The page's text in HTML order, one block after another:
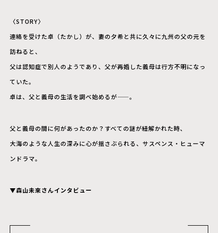
〈STORY〉
連絡を受けた卓（たかし）が、妻の夕希と共に久々に九州の父の元を
訪ねると、
父は認知症で別人のようであり、父が再婚した義母は行方不明になっ
ていた。
卓は、父と義母の生活を調べ始めるが――。
父と義母の間に何があったのか？すべての謎が紐解かれた時、
大海のような人生の深みに心が揺さぶられる、サスペンス・ヒューマ
ンドラマ。
▼森山未來さんインタビュー